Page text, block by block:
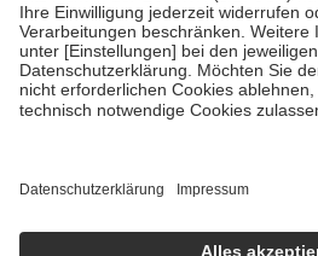
• Untersuchungen zur Vorsorge und
GKV getragen werden
• empfohlenen Schutzimpfungen
• Harn- und Blutteststreifen
getroffen, um sicherzustellen, dass es
https://help.etrusted.com/hc/de/